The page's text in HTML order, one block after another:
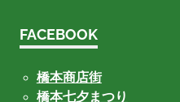
FACEBOOK
橋本商店街
橋本七夕まつり